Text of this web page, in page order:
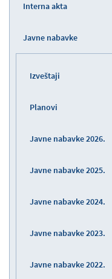
Interna akta
Javne nabavke
Izveštaji
Planovi
Javne nabavke 2026.
Javne nabavke 2025.
Javne nabavke 2024.
Javne nabavke 2023.
Javne nabavke 2022.